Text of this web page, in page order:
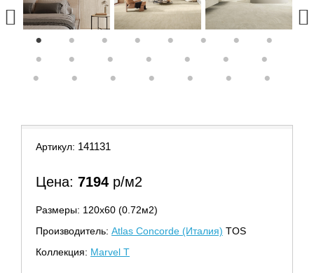
Артикул: 141131
Цена: 7194 р/м2
Размеры: 120х60 (0.72м2)
Производитель: Atlas Concorde (Италия) TOS
Коллекция: Marvel T